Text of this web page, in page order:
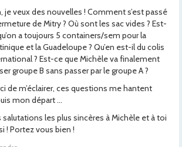
je veux des nouvelles ! Comment s’est passé
de Mitry ? Où sont les sac vides ? Est-
a toujours 5 containers/sem pour la
et la Guadeloupe ? Qu’en est-il du colis
? Est-ce que Michèle va finalement
groupe B sans passer par le groupe A ?
de m’éclairer, ces questions me hantent
mon départ …
salutations les plus sincères à Michèle et à toi
! Portez vous bien !